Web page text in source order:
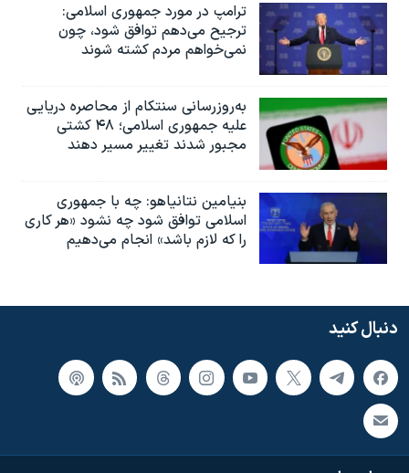
ترامپ در مورد جمهوری اسلامی:
ترجیح می‌دهم توافق شود، چون
نمی‌خواهم مردم کشته شوند
به‌روزرسانی سنتکام از محاصره دریایی
علیه جمهوری اسلامی؛ ۴۸ کشتی
مجبور شدند تغییر مسیر دهند
بنیامین نتانیاهو: چه با جمهوری
اسلامی توافق شود چه نشود «هر کاری
را که لازم باشد» انجام می‌دهیم
دنبال کنید